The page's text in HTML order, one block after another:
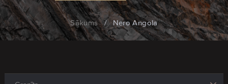
Sākums / Nero Angola